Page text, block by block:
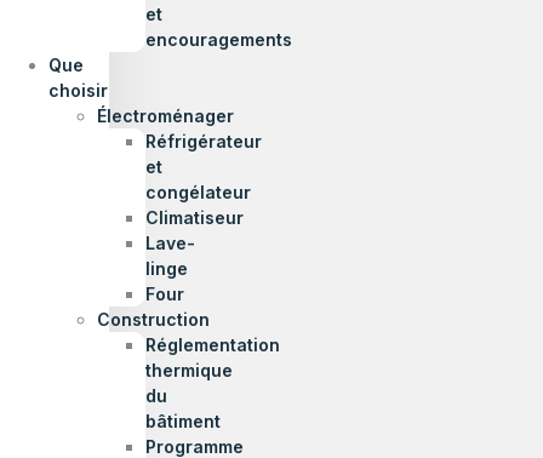
et
encouragements
Que
choisir
Électroménager
Réfrigérateur
et
congélateur
Climatiseur
Lave-
linge
Four
Construction
Réglementation
thermique
du
bâtiment
Programme